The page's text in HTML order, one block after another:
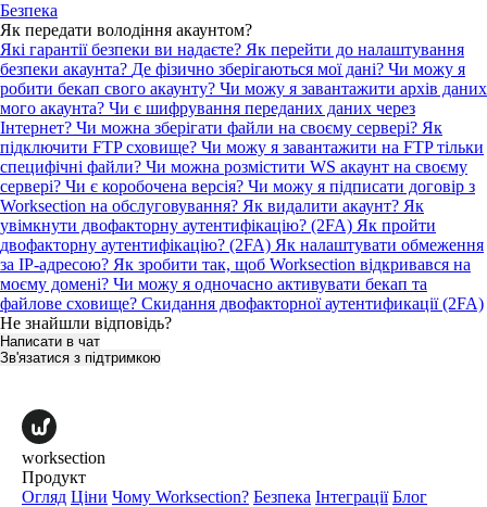
Безпека
Як передати володіння акаунтом?
Які гарантії безпеки ви надаєте? Як перейти до налаштування
безпеки акаунта? Де фізично зберігаються мої дані? Чи можу я
робити бекап свого акаунту? Чи можу я завантажити архів даних
мого акаунта? Чи є шифрування переданих даних через
Інтернет? Чи можна зберігати файли на своєму сервері? Як
підключити FTP сховище? Чи можу я завантажити на FTP тільки
специфічні файли? Чи можна розмістити WS акаунт на своєму
сервері? Чи є коробочена версія? Чи можу я підписати договір з
Worksection на обслуговування? Як видалити акаунт? Як
увімкнути двофакторну аутентифікацію? (2FA) Як пройти
двофакторну аутентифікацію? (2FA) Як налаштувати обмеження
за IP-адресою? Як зробити так, щоб Worksection відкривався на
моєму домені? Чи можу я одночасно активувати бекап та
файлове сховище? Скидання двофакторної аутентификації (2FA)
Не знайшли відповідь?
Написати в чат
Зв'язатися з підтримкою
worksection
Продукт
Огляд Ціни Чому Worksection? Безпека Інтеграції Блог